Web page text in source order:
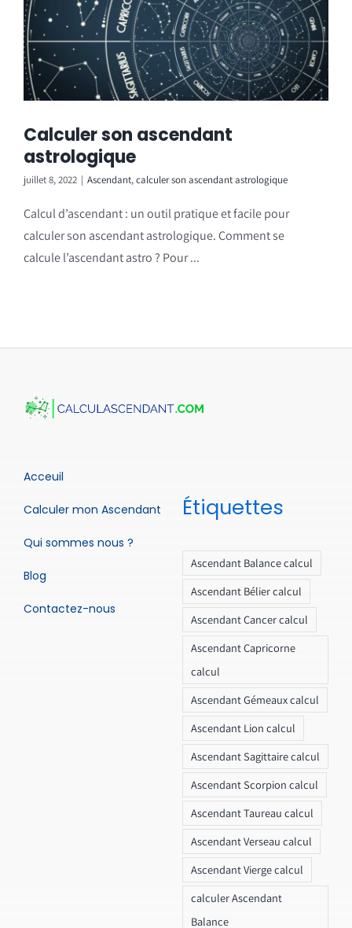
Calculer son ascendant
astrologique
juillet 8, 2022 | Ascendant,calculer son ascendant astrologique
Calcul d’ascendant : un outil pratique et facile pour
calculer son ascendant astrologique. Comment se
calcule l’ascendant astro ? Pour ...
Acceuil
Calculer mon Ascendant
Qui sommes nous ?
Blog
Contactez-nous
Étiquettes
Ascendant Balance calcul
Ascendant Bélier calcul
Ascendant Cancer calcul
Ascendant Capricorne
calcul
Ascendant Gémeaux calcul
Ascendant Lion calcul
Ascendant Sagittaire calcul
Ascendant Scorpion calcul
Ascendant Taureau calcul
Ascendant Verseau calcul
Ascendant Vierge calcul
calculer Ascendant
Balance